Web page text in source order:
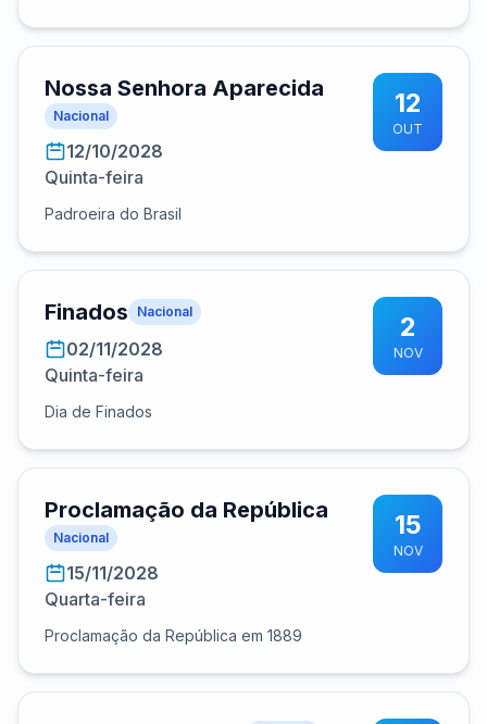
Nossa Senhora Aparecida
Nacional
12/10/2028
Quinta-feira
Padroeira do Brasil
12
OUT
Finados Nacional
02/11/2028
Quinta-feira
Dia de Finados
2
NOV
Proclamação da República
Nacional
15/11/2028
Quarta-feira
Proclamação da República em 1889
15
NOV